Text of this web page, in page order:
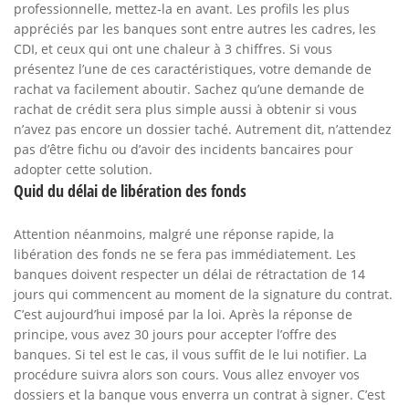
professionnelle, mettez-la en avant. Les profils les plus
appréciés par les banques sont entre autres les cadres, les
CDI, et ceux qui ont une chaleur à 3 chiffres. Si vous
présentez l’une de ces caractéristiques, votre demande de
rachat va facilement aboutir. Sachez qu’une demande de
rachat de crédit sera plus simple aussi à obtenir si vous
n’avez pas encore un dossier taché. Autrement dit, n’attendez
pas d’être fichu ou d’avoir des incidents bancaires pour
adopter cette solution.
Quid du délai de libération des fonds
Attention néanmoins, malgré une réponse rapide, la
libération des fonds ne se fera pas immédiatement. Les
banques doivent respecter un délai de rétractation de 14
jours qui commencent au moment de la signature du contrat.
C’est aujourd’hui imposé par la loi. Après la réponse de
principe, vous avez 30 jours pour accepter l’offre des
banques. Si tel est le cas, il vous suffit de le lui notifier. La
procédure suivra alors son cours. Vous allez envoyer vos
dossiers et la banque vous enverra un contrat à signer. C’est